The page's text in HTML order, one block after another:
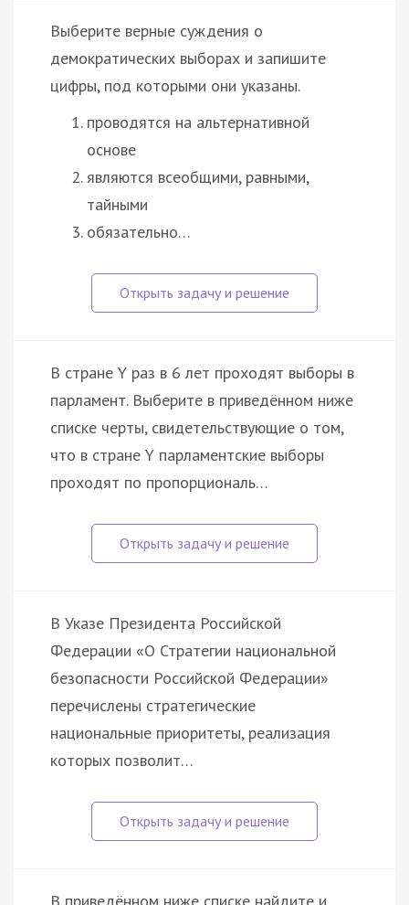
Выберите верные суждения о
демократических выборах и запишите
цифры, под которыми они указаны.
проводятся на альтернативной
основе
являются всеобщими, равными,
тайными
обязательно…
В стране Y раз в 6 лет проходят выборы в
парламент. Выберите в приведённом ниже
списке черты, свидетельствующие о том,
что в стране Y парламентские выборы
проходят по пропорциональ…
В Указе Президента Российской
Федерации «О Стратегии национальной
безопасности Российской Федерации»
перечислены стратегические
национальные приоритеты, реализация
которых позволит…
В приведённом ниже списке найдите и